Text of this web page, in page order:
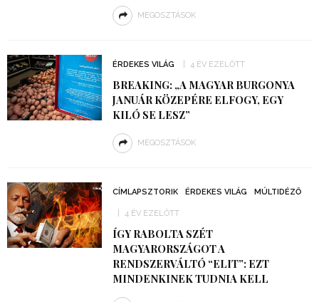
MEGOSZTÁSOK
ÉRDEKES VILÁG 4 ÉV EZELŐTT
BREAKING: „A MAGYAR BURGONYA
JANUÁR KÖZEPÉRE ELFOGY, EGY
KILÓ SE LESZ”
MEGOSZTÁSOK
CÍMLAPSZTORIK ÉRDEKES VILÁG MÚLTIDÉZŐ
4 ÉV EZELŐTT
ÍGY RABOLTA SZÉT
MAGYARORSZÁGOT A
RENDSZERVÁLTÓ “ELIT”: EZT
MINDENKINEK TUDNIA KELL